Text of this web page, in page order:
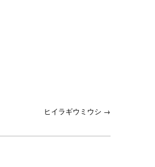
ヒイラギウミウシ →